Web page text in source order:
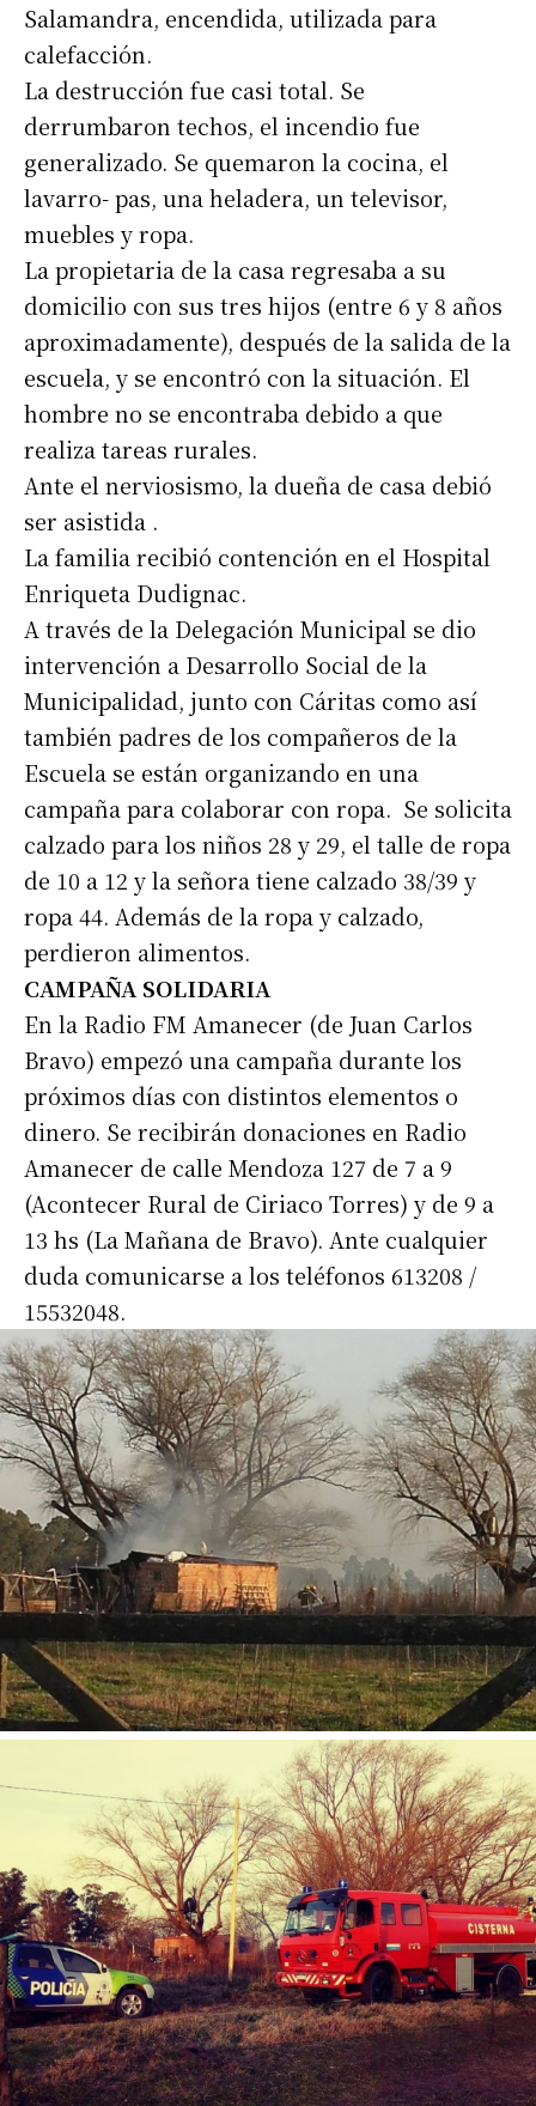
Salamandra, encendida, utilizada para
calefacción.
La destrucción fue casi total. Se
derrumbaron techos, el incendio fue
generalizado. Se quemaron la cocina, el
lavarro- pas, una heladera, un televisor,
muebles y ropa.
La propietaria de la casa regresaba a su
domicilio con sus tres hijos (entre 6 y 8 años
aproximadamente), después de la salida de la
escuela, y se encontró con la situación. El
hombre no se encontraba debido a que
realiza tareas rurales.
Ante el nerviosismo, la dueña de casa debió
ser asistida .
La familia recibió contención en el Hospital
Enriqueta Dudignac.
A través de la Delegación Municipal se dio
intervención a Desarrollo Social de la
Municipalidad, junto con Cáritas como así
también padres de los compañeros de la
Escuela se están organizando en una
campaña para colaborar con ropa. Se solicita
calzado para los niños 28 y 29, el talle de ropa
de 10 a 12 y la señora tiene calzado 38/39 y
ropa 44. Además de la ropa y calzado,
perdieron alimentos.
CAMPAÑA SOLIDARIA
En la Radio FM Amanecer (de Juan Carlos
Bravo) empezó una campaña durante los
próximos días con distintos elementos o
dinero. Se recibirán donaciones en Radio
Amanecer de calle Mendoza 127 de 7 a 9
(Acontecer Rural de Ciriaco Torres) y de 9 a
13 hs (La Mañana de Bravo). Ante cualquier
duda comunicarse a los teléfonos 613208 /
15532048.